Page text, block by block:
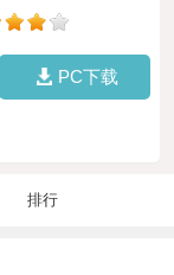
PC下载
排行